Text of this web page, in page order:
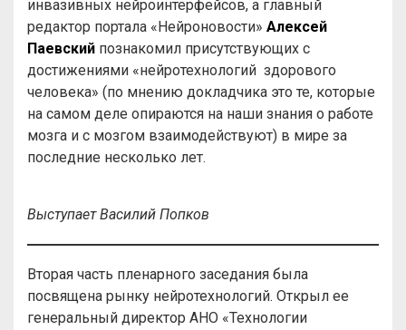
инвазивных нейроинтерфейсов, а главный
редактор портала «Нейроновости» Алексей
Паевский познакомил присутствующих с
достижениями «нейротехнологий здорового
человека» (по мнению докладчика это те, которые
на самом деле опираются на наши знания о работе
мозга и с мозгом взаимодействуют) в мире за
последние несколько лет.
Выступает Василий Попков
Вторая часть пленарного заседания была
посвящена рынку нейротехнологий. Открыл ее
генеральный директор АНО «Технологии